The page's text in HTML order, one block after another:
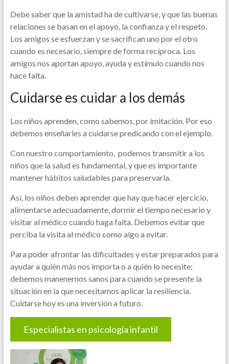
Debe saber que la amistad ha de cultivarse, y que las buenas
relaciones se basan en el apoyo, la confianza y el respeto.
Los amigos se esfuerzan y se sacrifican uno por el otro
cuando es necesario, siempre de forma recíproca. Los
amigos nos aportan apoyo, ayuda y estímulo cuando nos
hace falta.
Cuidarse es cuidar a los demás
Los niños aprenden, como sabemos, por imitación. Por eso
debemos enseñarles a cuidarse predicando con el ejemplo.
Con nuestro comportamiento, podemos transmitir a los
niños que la salud es fundamental, y que es importante
mantener hábitos saludables para preservarla.
Así, los niños deben aprender que hay que hacer ejercicio,
alimentarse adecuadamente, dormir el tiempo necesario y
visitar al médico cuando haga falta. Debemos evitar que
perciba la visita al médico como algo a evitar.
Para poder afrontar las dificultades y estar preparados para
ayudar a quién más nos importa o a quién lo necesite;
debemos manenernos sanos para cuando se presente la
situación en la que necesitamos aplicar la resiliencia.
Cuidarse hoy es una inversión a futuro.
Especialistas en psicología infantil